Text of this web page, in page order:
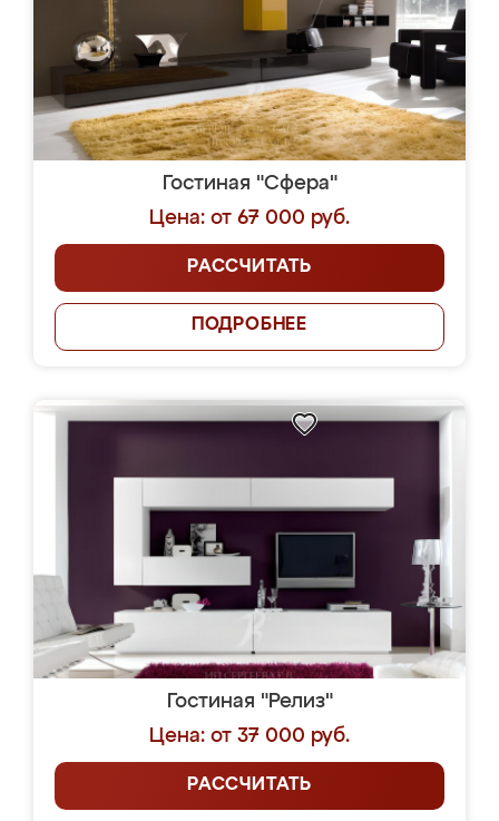
Гостиная "Сфера"
Цена: от 67 000 руб.
РАССЧИТАТЬ
ПОДРОБНЕЕ
Гостиная "Релиз"
Цена: от 37 000 руб.
РАССЧИТАТЬ